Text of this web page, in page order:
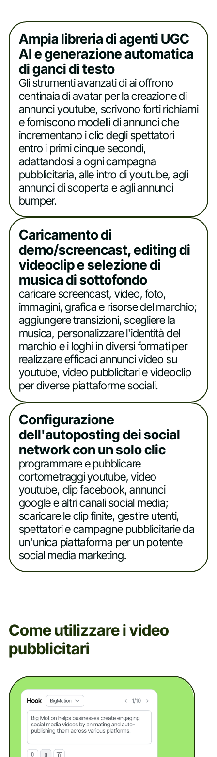
Ampia libreria di agenti UGC
AI e generazione automatica
di ganci di testo
Gli strumenti avanzati di ai offrono
centinaia di avatar per la creazione di
annunci youtube, scrivono forti richiami
e forniscono modelli di annunci che
incrementano i clic degli spettatori
entro i primi cinque secondi,
adattandosi a ogni campagna
pubblicitaria, alle intro di youtube, agli
annunci di scoperta e agli annunci
bumper.
Caricamento di
demo/screencast, editing di
videoclip e selezione di
musica di sottofondo
caricare screencast, video, foto,
immagini, grafica e risorse del marchio;
aggiungere transizioni, scegliere la
musica, personalizzare l'identità del
marchio e i loghi in diversi formati per
realizzare efficaci annunci video su
youtube, video pubblicitari e videoclip
per diverse piattaforme sociali.
Configurazione
dell'autoposting dei social
network con un solo clic
programmare e pubblicare
cortometraggi youtube, video
youtube, clip facebook, annunci
google e altri canali social media;
scaricare le clip finite, gestire utenti,
spettatori e campagne pubblicitarie da
un'unica piattaforma per un potente
social media marketing.
Come utilizzare i video
pubblicitari